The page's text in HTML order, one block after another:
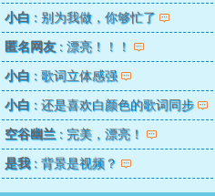
小白: 别为我做，你够忙了
匿名网友: 漂亮！！！
小白: 歌词立体感强
小白: 还是喜欢白颜色的歌词同步
空谷幽兰: 完美，漂亮！
是我: 背景是视频？